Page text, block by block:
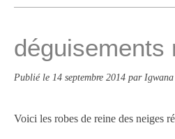
déguisements
Publié le 14 septembre 2014 par
Voici les robes de reine des neiges